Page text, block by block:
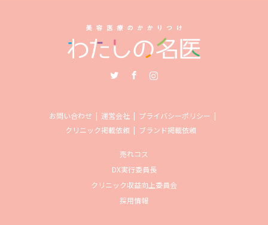
お問い合わせ 運営会社
プライバシーポリシー
クリニック掲載依頼
ブランド掲載依頼
売れコス
DX実行委員長
クリニック収益向上委員会
採用情報